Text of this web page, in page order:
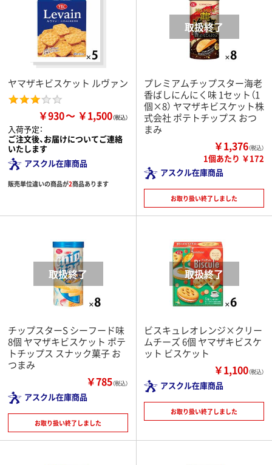
ヤマザキビスケット ルヴァン
￥930 ￥1,500
入荷予定：
ご注文後、お届けについてご連絡
いたします
アスクル在庫商品
販売単位違いの商品が2商品あります
プレミアムチップスター海老
香ばしにんにく味 1セット（1
個×8） ヤマザキビスケット株
式会社 ポテトチップス おつ
まみ
￥1,376（税込）
1個あたり ￥172
アスクル在庫商品
お取り扱い終了しました
チップスターS シーフード味
8個 ヤマザキビスケット ポテ
トチップス スナック菓子 お
つまみ
￥785（税込）
アスクル在庫商品
お取り扱い終了しました
ビスキュレオレンジ×クリー
ムチーズ 6個 ヤマザキビスケ
ット ビスケット
￥1,100（税込）
アスクル在庫商品
お取り扱い終了しました